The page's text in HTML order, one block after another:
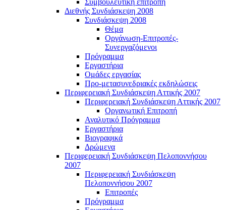
Συμβουλευτική επιτροπή
Διεθνής Συνδιάσκεψη 2008
Συνδιάσκεψη 2008
Θέμα
Οργάνωση-Επιτροπές-
Συνεργαζόμενοι
Πρόγραμμα
Εργαστήρια
Ομάδες εργασίας
Προ-μετασυνεδριακές εκδηλώσεις
Περιφερειακή Συνδιάσκεψη Αττικής 2007
Περιφερειακή Συνδιάσκεψη Αττικής 2007
Οργανωτική Επιτροπή
Αναλυτικό Πρόγραμμα
Εργαστήρια
Βιογραφικά
Δρώμενα
Περιφερειακή Συνδιάσκεψη Πελοποννήσου
2007
Περιφερειακή Συνδιάσκεψη
Πελοποννήσου 2007
Επιτροπές
Πρόγραμμα